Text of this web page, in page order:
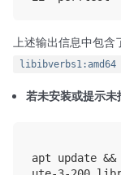
上述输出信息中包含
libibverbs1:amd64
若未安装或提示未
apt update